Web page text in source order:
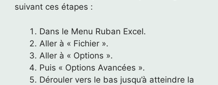
suivant ces étapes :
Dans le Menu Ruban Excel.
Aller à « Fichier ».
Aller à « Options ».
Puis « Options Avancées ».
Dérouler vers le bas jusqu’à atteindre la